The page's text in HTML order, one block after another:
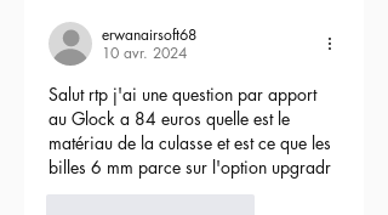
erwanairsoft68
10 avr. 2024
Salut rtp j'ai une question par apport
au Glock a 84 euros quelle est le
matériau de la culasse et est ce que les
billes 6 mm parce sur l'option upgradr